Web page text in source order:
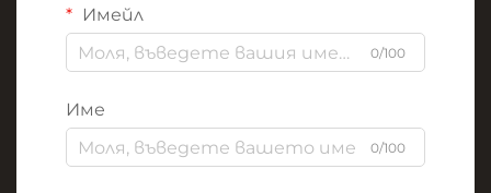
Имейл
0/100
Име
0/100